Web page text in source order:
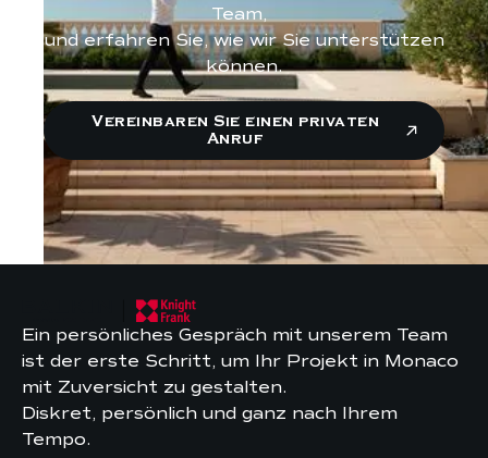
Team,
und erfahren Sie, wie wir Sie unterstützen
können.
Vereinbaren Sie einen privaten
Anruf
Ein persönliches Gespräch mit unserem Team
ist der erste Schritt, um Ihr Projekt in Monaco
mit Zuversicht zu gestalten.
Diskret, persönlich und ganz nach Ihrem
Tempo.